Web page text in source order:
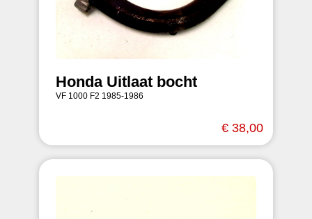
Honda Uitlaat bocht
VF 1000 F2 1985-1986
€ 38,00